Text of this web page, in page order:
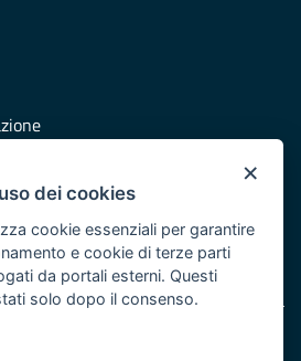
Puglia
del POR Puglia 2014/2020 -
×
dei cookies
cookie essenziali per garantire
e cookie di terze parti
da portali esterni. Questi
solo dopo il consenso.